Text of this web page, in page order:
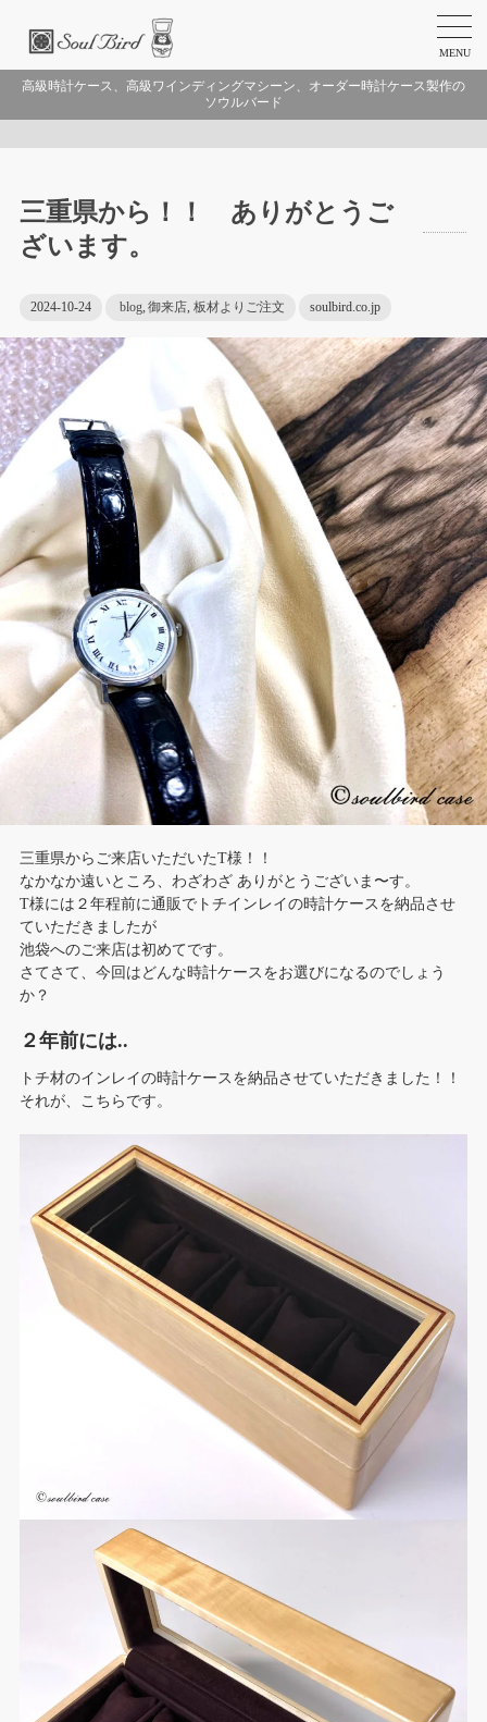
MENU
高級時計ケース、高級ワインディングマシーン、オーダー時計ケース製作の
ソウルバード
三重県から！！ ありがとうご
ざいます。
2024-10-24 blog, 御来店 板材よりご注文 soulbird.co.jp
三重県からご来店いただいたT様！！
なかなか遠いところ、わざわざ ありがとうございま〜す。
T様には２年程前に通販でトチインレイの時計ケースを納品させ
ていただきましたが
池袋へのご来店は初めてです。
さてさて、今回はどんな時計ケースをお選びになるのでしょう
か？
２年前には..
トチ材のインレイの時計ケースを納品させていただきました！！
それが、こちらです。